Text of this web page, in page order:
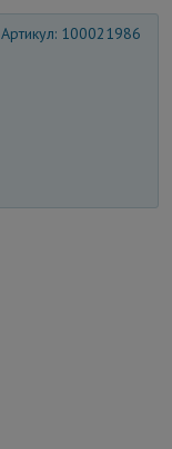
Артикул: 100021986